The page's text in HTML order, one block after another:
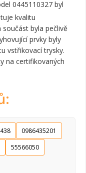
0445110327 byl
kvalitu
byla pečlivě
prvky byly
vstřikovací trysky.
na certifikovaných
0986435201
55566050